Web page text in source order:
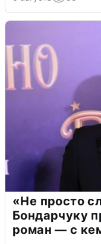
«Не просто
Бондарчуку
роман — с